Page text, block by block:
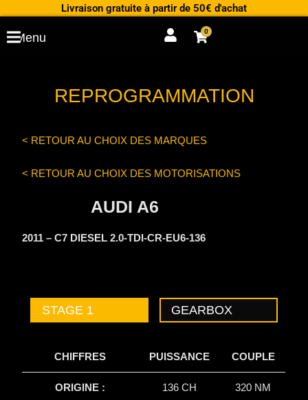
contenu
Livraison gratuite à partir de 50€ d'achat
0
Cart
Menu
REPROGRAMMATION
< RETOUR AU CHOIX DES MARQUES
< RETOUR AU CHOIX DES MOTORISATIONS
AUDI A6
2011 – C7 DIESEL 2.0-TDI-CR-EU6-136
STAGE 1 GEARBOX
CHIFFRES PUISSANCE COUPLE
ORIGINE : 136 CH 320 NM